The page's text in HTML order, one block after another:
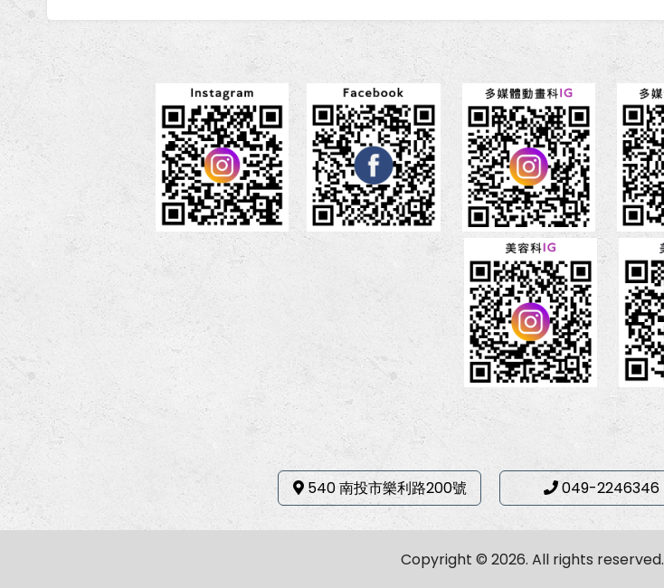
540 南投市樂利路200號 049-2246346
Copyright © 2026. All rights reserved.